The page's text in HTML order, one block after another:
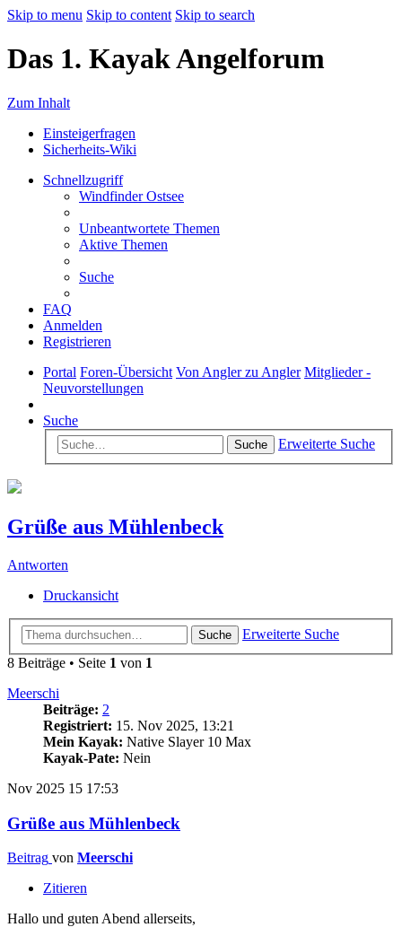
Skip to menu Skip to content Skip to search
Das 1. Kayak Angelforum
Zum Inhalt
Einsteigerfragen
Sicherheits-Wiki
Schnellzugriff
Windfinder Ostsee
Unbeantwortete Themen
Aktive Themen
Suche
FAQ
Anmelden
Registrieren
Portal Foren-Übersicht Von Angler zu Angler Mitglieder -
Neuvorstellungen
Suche
Suche Erweiterte Suche
Grüße aus Mühlenbeck
Antworten
Druckansicht
Suche
Erweiterte Suche
8 Beiträge • Seite 1 von 1
Meerschi
Beiträge: 2
Registriert: 15. Nov 2025, 13:21
Mein Kayak: Native Slayer 10 Max
Kayak-Pate: Nein
Nov 2025 15 17:53
Grüße aus Mühlenbeck
Beitrag von Meerschi
Zitieren
Hallo und guten Abend allerseits,